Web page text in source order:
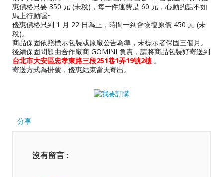
惠價格只要 350 元 (未稅)，每一件運費是 60 元，心動的話不如
馬上行動喔~
優惠價格只到 1 月 22 日為止，時間一到會恢復原價 450 元 (未
稅)。
商品保固依照標示包裝或原廠公告為準，未標示者保固三個月。
後續保固問題由合作廠商 GOMINI 負責，請將商品包裝好寄送到
台北市大安區忠孝東路三段251巷1弄19號2樓。
寄送方式為掛號，優惠結束當天寄出。
分享
沒有留言 :